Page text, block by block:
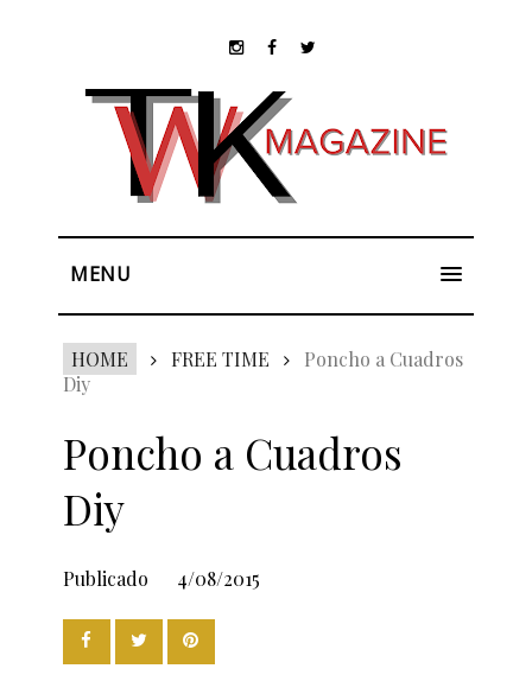
MENU
HOME FREE TIME
Poncho a Cuadros
Diy
Poncho a Cuadros
Diy
Publicado 4/08/2015